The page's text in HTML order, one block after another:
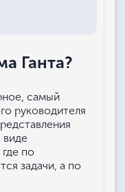
Ганта?
самый
руководителя
виде
по
задачи, а по